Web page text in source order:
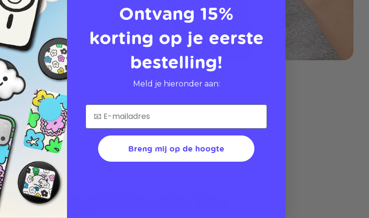
MagSafe-sterkte
Ontvang 15%
korting op je eerste
bestelling!
Meld je hieronder aan:
Breng mij op de hoogte